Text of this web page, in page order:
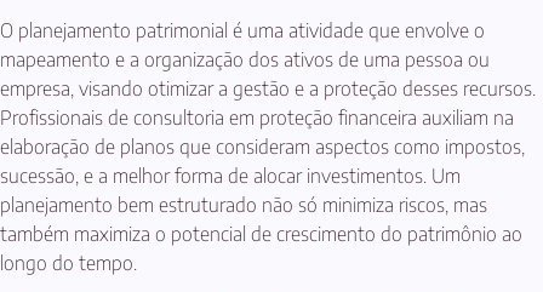
O planejamento patrimonial é uma atividade que envolve o
mapeamento e a organização dos ativos de uma pessoa ou
empresa, visando otimizar a gestão e a proteção desses recursos.
Profissionais de consultoria em proteção financeira auxiliam na
elaboração de planos que consideram aspectos como impostos,
sucessão, e a melhor forma de alocar investimentos. Um
planejamento bem estruturado não só minimiza riscos, mas
também maximiza o potencial de crescimento do patrimônio ao
longo do tempo.